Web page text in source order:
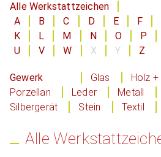
Alle Werkstattzeichen
A
B C D E F
K
L M N O P
U
V W X Y Z
Gewerk Glas Holz +
Porzellan
Leder Metall
Silbergerät
Stein Textil
Alle